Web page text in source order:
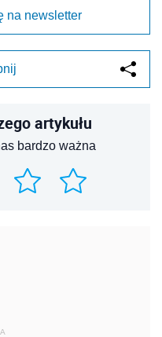
na newsletter
artykułu
bardzo ważna